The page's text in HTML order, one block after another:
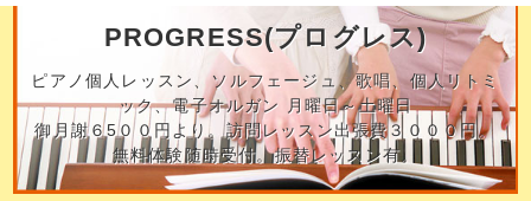
PROGRESS(プログレス)
ピアノ個人レッスン、ソルフェージュ、歌唱、個人リトミ
ック、電子オルガン 月曜日～土曜日
御月謝６5００円より。訪問レッスン出張費３０００円。
無料体験随時受付。振替レッスン有。